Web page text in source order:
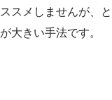
スメしませんが、
大きい手法です。